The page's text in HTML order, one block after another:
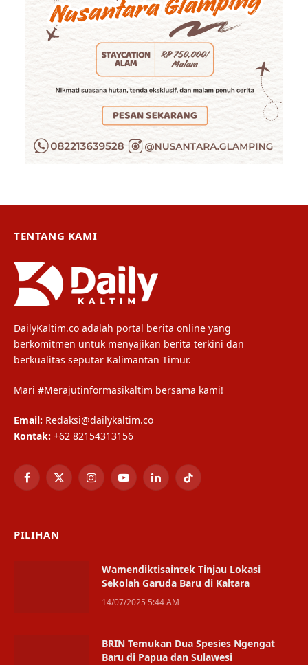
TENTANG KAMI
DailyKaltim.co adalah portal berita online yang
berkomitmen untuk menyajikan berita terkini dan
berkualitas seputar Kalimantan Timur.
Mari #Merajutinformasikaltim bersama kami!
Email: Redaksi@dailykaltim.co
Kontak: +62 82154313156
Facebook
X
InstagramYouTubeLinkedInTikTok
PILIHAN
Wamendiktisaintek Tinjau Lokasi
Sekolah Garuda Baru di Kaltara
14/07/2025 5:44 AM
BRIN Temukan Dua Spesies Ngengat
Baru di Papua dan Sulawesi